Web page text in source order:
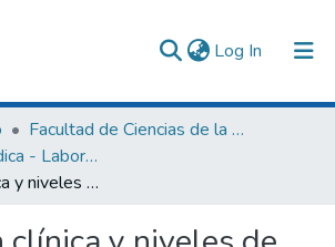
Log In (current)
Facultad de Ciencias de la Salud
Tecnología Médica - Laboratorio Clínico y Anatomía Patológica
Valoración clínica y niveles de proteína C reactiva sérica en pacientes COVID-19, hospital de Yungay 2020-2021